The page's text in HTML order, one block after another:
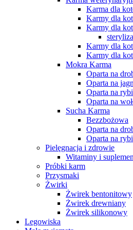
Karma dla
Karmy dla
Karmy dla
Karmy dla
Karmy dla
Mokra Karma
Oparta na
Oparta na
Oparta na
Oparta na
Sucha Karma
Bezzbożowa
Oparta na
Oparta na
Pielęgnacja i zdrowie
Witaminy i
Próbki karm
Przysmaki
Żwirki
Żwirek bentonitowy
Żwirek drewniany
Żwirek silikonowy
Legowiska